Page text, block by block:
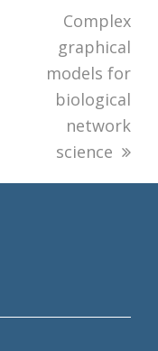
next
post:
Complex
graphical
models for
biological
network
science